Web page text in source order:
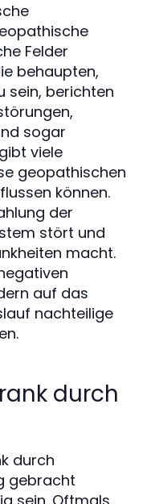
Felder
behaupten,
sein, berichten
sogar
viele
geopathischen
können.
der
stört und
macht.
auf das
nachteilige
durch
durch
gebracht